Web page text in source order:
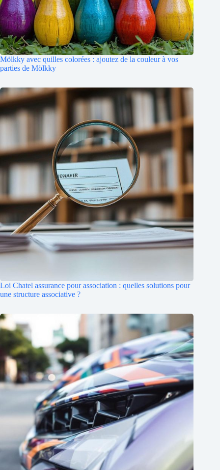
Mölkky avec quilles colorées : ajoutez de la couleur à vos
parties de Mölkky
Loi Chatel assurance pour association : quelles solutions pour
une structure associative ?